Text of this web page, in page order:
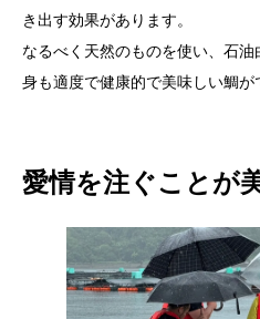
き出す効果があります。
なるべく天然のものを使い、石
身も適度で健康的で美味しい鯛が
愛情を注ぐことが